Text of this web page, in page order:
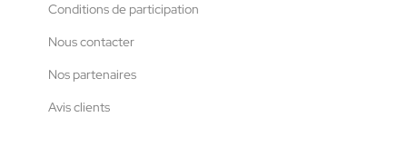
Conditions de participation
Nous contacter
Nos partenaires
Avis clients